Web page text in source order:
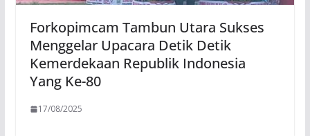
Forkopimcam Tambun Utara Sukses
Menggelar Upacara Detik Detik
Kemerdekaan Republik Indonesia
Yang Ke-80
17/08/2025